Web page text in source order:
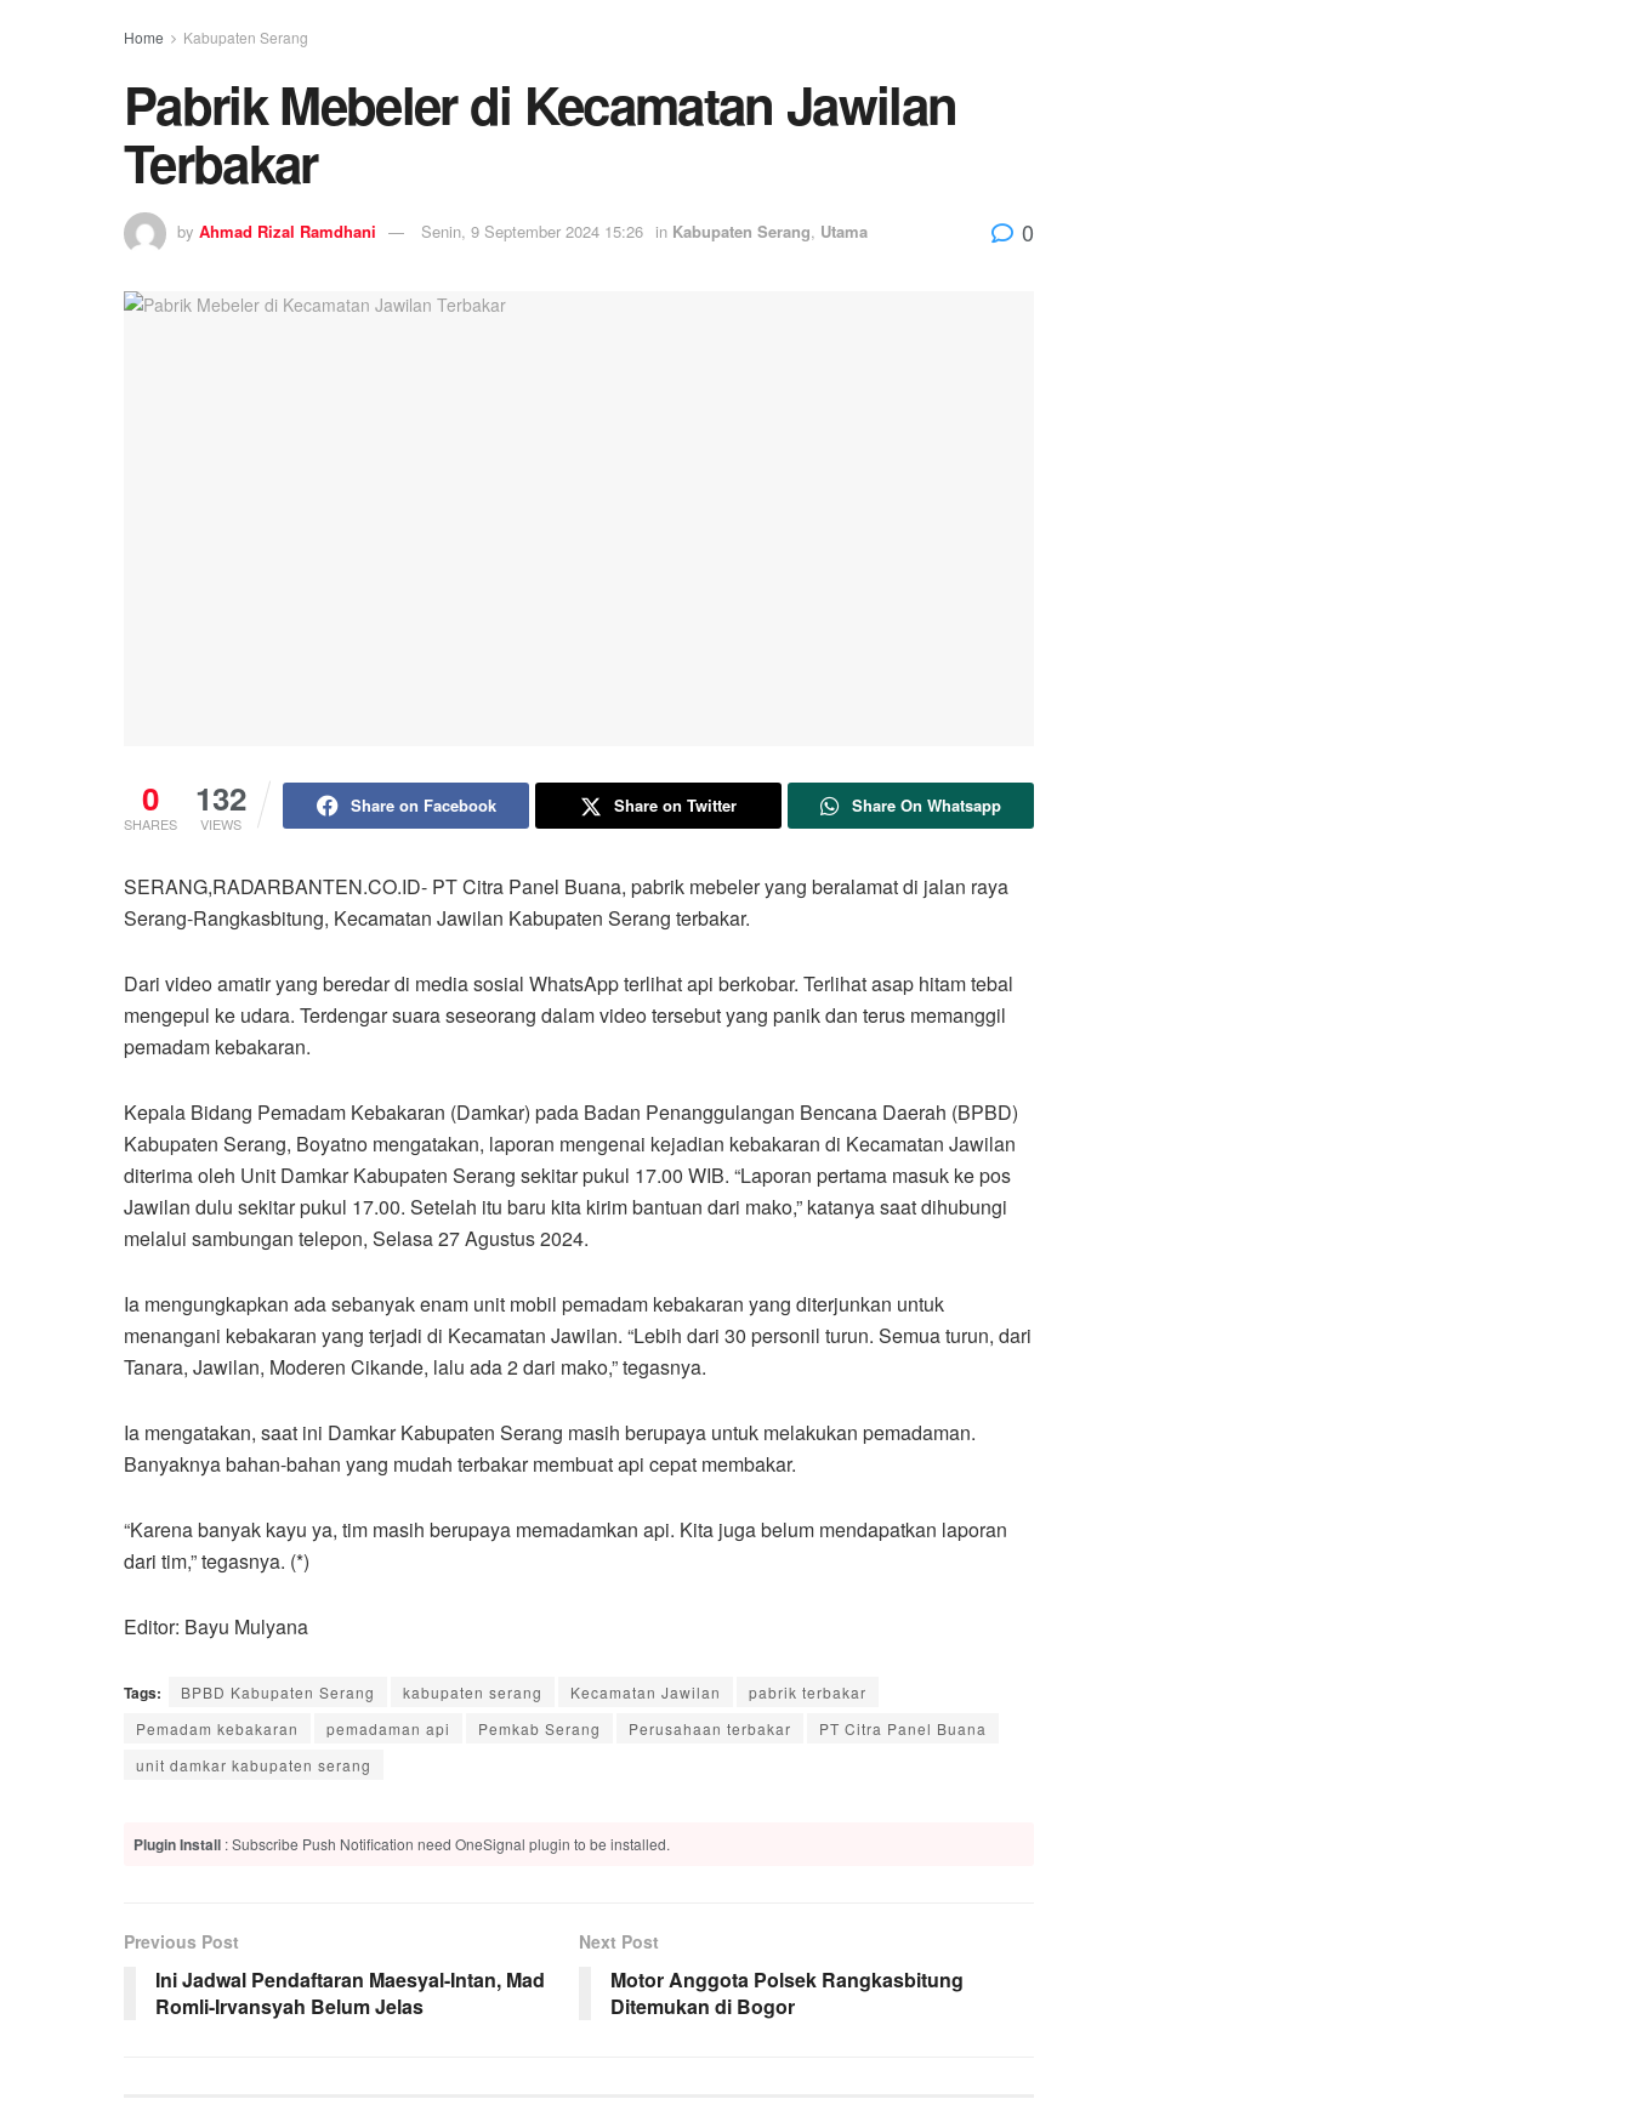
Home Kabupaten Serang
Pabrik Mebeler di Kecamatan Jawilan
Terbakar
by Ahmad Rizal Ramdhani Senin, 9 September 2024 15:26 in Kabupaten Serang, Utama 0
0
SHARES
132
VIEWS
Share on Facebook Share on Twitter Share On Whatsapp
SERANG,RADARBANTEN.CO.ID- PT Citra Panel Buana, pabrik mebeler yang beralamat di jalan raya
Serang-Rangkasbitung, Kecamatan Jawilan Kabupaten Serang terbakar.
Dari video amatir yang beredar di media sosial WhatsApp terlihat api berkobar. Terlihat asap hitam tebal
mengepul ke udara. Terdengar suara seseorang dalam video tersebut yang panik dan terus memanggil
pemadam kebakaran.
Kepala Bidang Pemadam Kebakaran (Damkar) pada Badan Penanggulangan Bencana Daerah (BPBD)
Kabupaten Serang, Boyatno mengatakan, laporan mengenai kejadian kebakaran di Kecamatan Jawilan
diterima oleh Unit Damkar Kabupaten Serang sekitar pukul 17.00 WIB. “Laporan pertama masuk ke pos
Jawilan dulu sekitar pukul 17.00. Setelah itu baru kita kirim bantuan dari mako,” katanya saat dihubungi
melalui sambungan telepon, Selasa 27 Agustus 2024.
Ia mengungkapkan ada sebanyak enam unit mobil pemadam kebakaran yang diterjunkan untuk
menangani kebakaran yang terjadi di Kecamatan Jawilan. “Lebih dari 30 personil turun. Semua turun, dari
Tanara, Jawilan, Moderen Cikande, lalu ada 2 dari mako,” tegasnya.
Ia mengatakan, saat ini Damkar Kabupaten Serang masih berupaya untuk melakukan pemadaman.
Banyaknya bahan-bahan yang mudah terbakar membuat api cepat membakar.
“Karena banyak kayu ya, tim masih berupaya memadamkan api. Kita juga belum mendapatkan laporan
dari tim,” tegasnya. (*)
Editor: Bayu Mulyana
Tags: BPBD Kabupaten Serang kabupaten serang Kecamatan Jawilan
pabrik terbakar
Pemadam kebakaran
pemadaman api Pemkab Serang Perusahaan terbakar
PT Citra Panel Buana
unit damkar kabupaten serang
Plugin Install : Subscribe Push Notification need OneSignal plugin to be installed.
Previous Post
Ini Jadwal Pendaftaran Maesyal-Intan, Mad
Romli-Irvansyah Belum Jelas
Next Post
Motor Anggota Polsek Rangkasbitung
Ditemukan di Bogor